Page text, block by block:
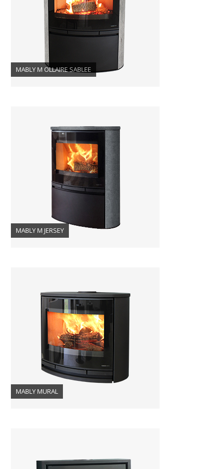
MABLY M OLLAIRE SABLEE
MABLY M JERSEY
MABLY MURAL